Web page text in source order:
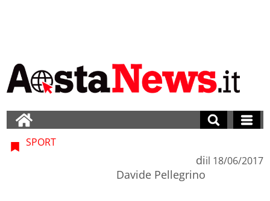
SPORT
di
Davide Pellegrino
il 18/06/2017